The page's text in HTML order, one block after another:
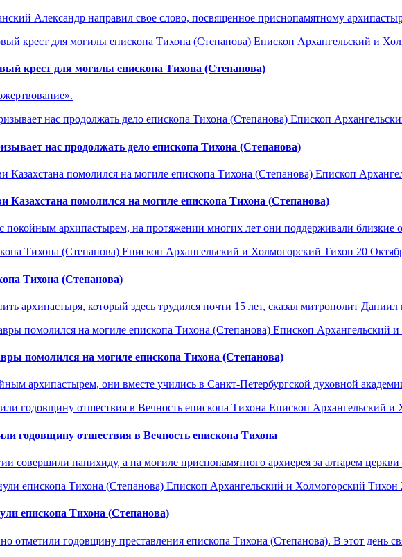
Александр направил свое слово, посвященное приснопамятному
Епископ Архангельский и
крест для могилы епископа Тихона (Степанова)
Епископ
нас продолжать дело епископа Тихона (Степанова)
Епископ
Казахстана помолился на могиле епископа Тихона (Степанова)
архипастырем, на протяжении многих лет они поддерживали близкие
Епископ Архангельский и Холмогорский Тихон 20
Тихона (Степанова)
архипастыря, который здесь трудился почти 15 лет, сказал митрополит Даниил
Епископ Архангельский
помолился на могиле епископа Тихона (Степанова)
архипастырем, они вместе учились в Санкт-Петербургской духовной
Епископ Архангельский и
годовщину отшествия в Вечность епископа Тихона
совершили панихиду, а на могиле приснопамятного архиерея за алтарем
Епископ Архангельский и Холмогорский Тихон
епископа Тихона (Степанова)
отметили годовщину преставления епископа Тихона (Степанова). В этот день